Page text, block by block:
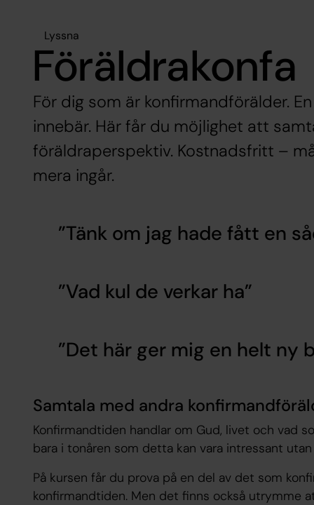
Lyssna
Föräldrakonfa
För dig som är konfirmandförälder.
innebär. Här får du möjlighet att
föräldraperspektiv. Kostnadsfritt –
mera ingår.
Tänk om jag hade fått en
Vad kul de verkar ha
Det här ger mig en helt ny
Samtala med andra
Konfirmandtiden handlar om Gud, livet och vad
bara i tonåren som detta kan vara intressant
På kursen får du prova på en del av det som
konfirmandtiden. Men det finns också utrymme